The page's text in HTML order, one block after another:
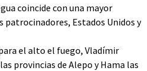
coincide con una mayor
Estados Unidos y
el alto el fuego, Vladímir
provincias de Alepo y Hama las